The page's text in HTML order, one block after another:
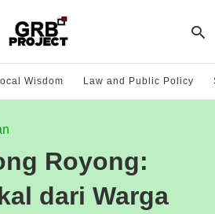
Wisdom Law and Public Policy
Royong:
dari Warga